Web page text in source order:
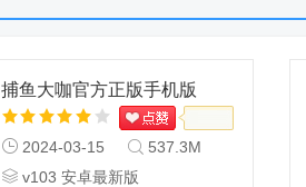
捕鱼大咖官方正版手机版
2024-03-15
537.3M
v103 安卓最新版